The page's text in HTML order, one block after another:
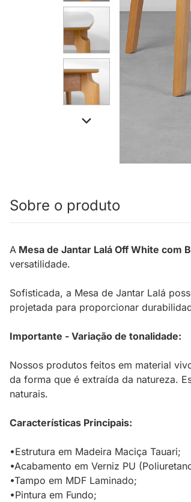
Sobre o produto
A Mesa de Jantar Lalá Off White com
versatilidade.
Sofisticada, a Mesa de Jantar Lalá
projetada para proporcionar
Importante - Variação de tonalidade:
Nossos produtos feitos em material
da forma que é extraída da natureza.
naturais.
Características Principais:
•Estrutura em Madeira Maciça Tauari;
•Acabamento em Verniz PU
•Tampo em MDF Laminado;
•Pintura em Fundo;